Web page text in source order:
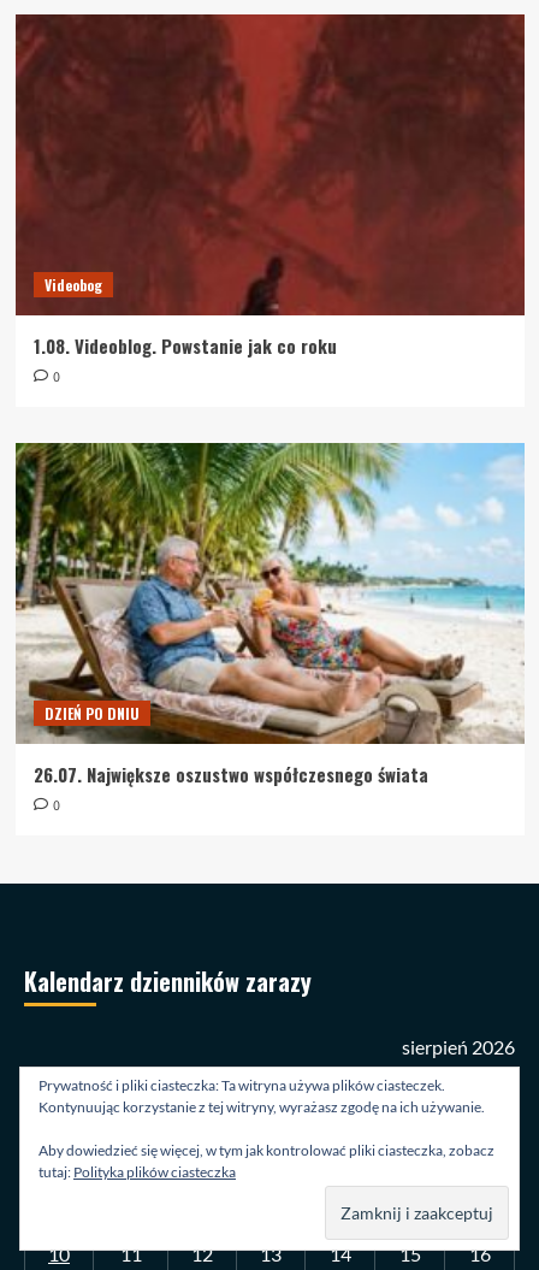
Videobog
1.08. Videoblog. Powstanie jak co roku
0
DZIEŃ PO DNIU
26.07. Największe oszustwo współczesnego świata
0
Kalendarz dzienników zarazy
sierpień 2026
P W Ś C P S N
1 2
7 8 9
10 11 12 13 14 15 16
Prywatność i pliki ciasteczka: Ta witryna używa plików ciasteczek.
Kontynuując korzystanie z tej witryny, wyrażasz zgodę na ich używanie.
Aby dowiedzieć się więcej, w tym jak kontrolować pliki ciasteczka, zobacz
tutaj: Polityka plików ciasteczka